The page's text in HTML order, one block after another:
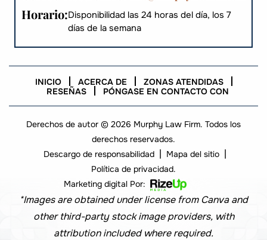
Horario:Disponibilidad las 24 horas del día, los 7
días de la semana
INICIO ACERCA DE
ZONAS ATENDIDAS
RESEÑAS
PÓNGASE EN CONTACTO CON
Derechos de autor © 2026 Murphy Law Firm. Todos los
derechos reservados.
Descargo de responsabilidad | Mapa del sitio |
Política de privacidad.
Marketing digital Por:
*Images are obtained under license from Canva and
other third-party stock image providers, with
attribution included where required.